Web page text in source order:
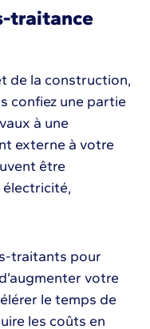
traitance
de la construction,
confiez une partie
à une
externe à votre
être
traitants pour
votre
le temps de
les coûts en